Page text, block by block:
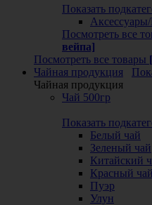
Показать
Посмотреть все
вейпа]
Посмотреть все товары
Чайная продукция
Чайная продукция
Чай 500гр
Показать
Белый чай
Зеленый чай
Китайский
Красный чай
Пуэр
Улун